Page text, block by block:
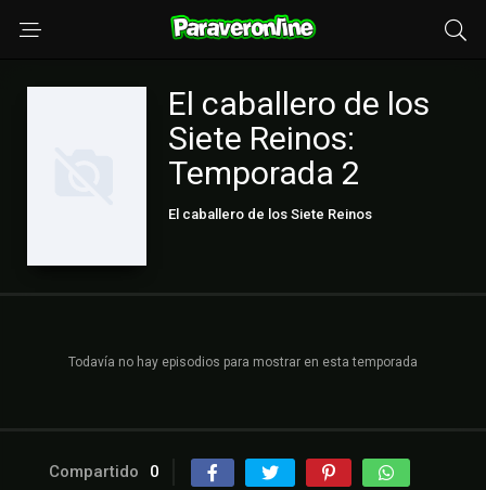
El caballero de los
Siete Reinos:
Temporada 2
El caballero de los Siete Reinos
Todavía no hay episodios para mostrar en esta temporada
Compartido 0